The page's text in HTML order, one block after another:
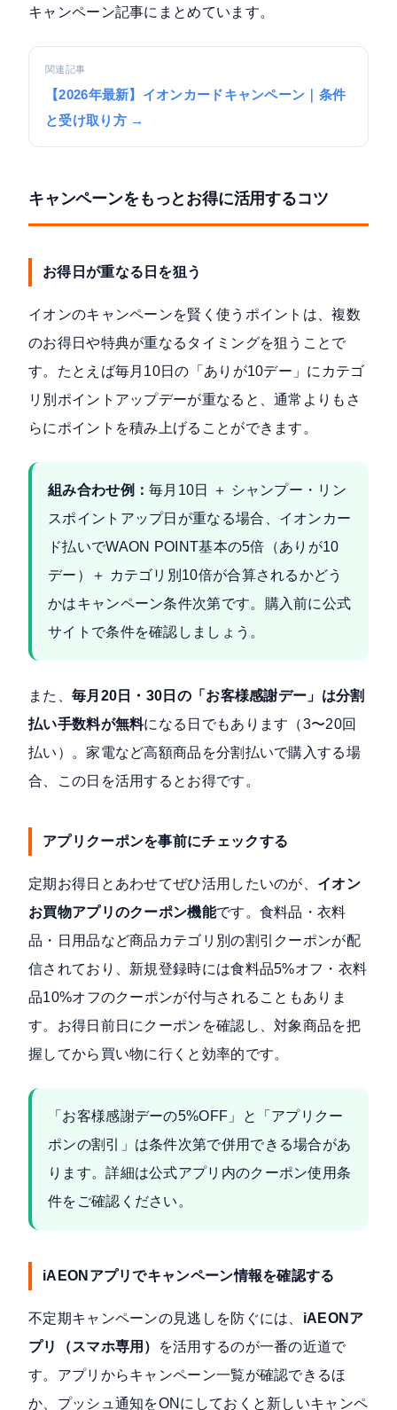
キャンペーン記事にまとめています。
関連記事
【2026年最新】イオンカードキャンペーン｜条件
と受け取り方 →
キャンペーンをもっとお得に活用するコツ
お得日が重なる日を狙う
イオンのキャンペーンを賢く使うポイントは、複数
のお得日や特典が重なるタイミングを狙うことで
す。たとえば毎月10日の「ありが10デー」にカテゴ
リ別ポイントアップデーが重なると、通常よりもさ
らにポイントを積み上げることができます。
組み合わせ例：毎月10日 ＋ シャンプー・リン
スポイントアップ日が重なる場合、イオンカー
ド払いでWAON POINT基本の5倍（ありが10
デー）＋ カテゴリ別10倍が合算されるかどう
かはキャンペーン条件次第です。購入前に公式
サイトで条件を確認しましょう。
また、 毎月20日・30日の「お客様感謝デー」は分割
払い手数料が無料になる日でもあります（3〜20回
払い）。家電など高額商品を分割払いで購入する場
合、この日を活用するとお得です。
アプリクーポンを事前にチェックする
定期お得日とあわせてぜひ活用したいのが、 イオン
お買物アプリのクーポン機能です。食料品・衣料
品・日用品など商品カテゴリ別の割引クーポンが配
信されており、新規登録時には食料品5%オフ・衣料
品10%オフのクーポンが付与されることもありま
す。お得日前日にクーポンを確認し、対象商品を把
握してから買い物に行くと効率的です。
「お客様感謝デーの5%OFF」と「アプリクー
ポンの割引」は条件次第で併用できる場合があ
ります。詳細は公式アプリ内のクーポン使用条
件をご確認ください。
iAEONアプリでキャンペーン情報を確認する
不定期キャンペーンの見逃しを防ぐには、 iAEONア
プリ（スマホ専用）
を活用するのが一番の近道で
す。アプリからキャンペーン一覧が確認できるほ
か、プッシュ通知をONにしておくと新しいキャンペ